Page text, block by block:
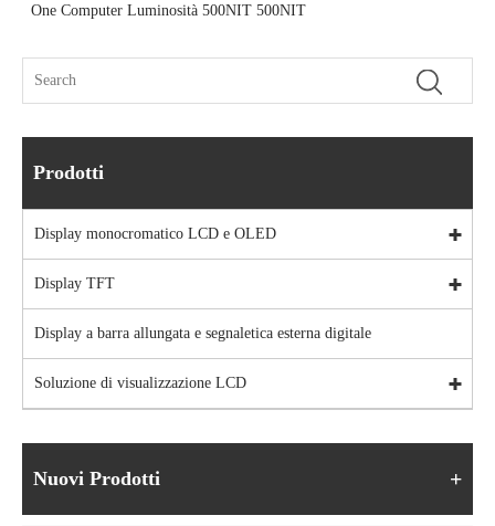
One Computer Luminosità 500NIT 500NIT
Prodotti
Display monocromatico LCD e OLED
Display TFT
Display a barra allungata e segnaletica esterna digitale
Soluzione di visualizzazione LCD
Nuovi Prodotti